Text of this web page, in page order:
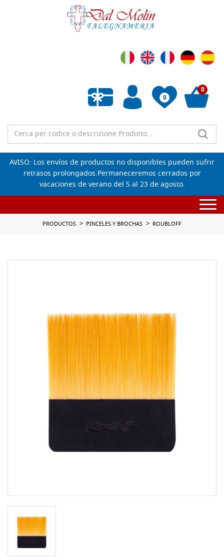
0
Lista de deseos vacía
0
AVISO: Los envíos de productos no disponibles pueden sufrir
retrasos prolongados.Permaneceremos cerrados por
vacaciones de verano del 5 al 23 de agosto.
PRODUCTOS PINCELES Y BROCHAS ROUBLOFF